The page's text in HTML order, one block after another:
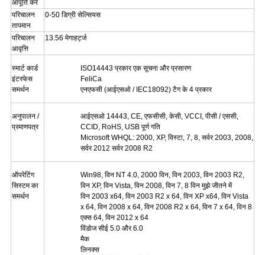
आपूर्ति करें
परिचालन
तापमान
0-50 डिग्री सेल्सियस
परिचालन
आवृत्ति
13.56 मेगाहर्ट्ज
स्मार्ट कार्ड
इंटरफेस
समर्थन
ISO14443 प्रकार एक सूचना और प्रसारण
FeliCa
एनएफसी (आईएसओ / IEC18092) टैग के 4 प्रकार
अनुपालन /
प्रमाणपत्र
आईएसओ 14443, CE, एफसीसी, केसी, VCCI, पीसी / एससी,
CCID, RoHS, USB पूर्ण गति
Microsoft WHQL: 2000, XP, विस्टा, 7, 8, सर्वर 2003, 2008,
सर्वर 2012 सर्वर 2008 R2
ऑपरेटिंग
सिस्टम का
समर्थन
Win98, विन NT 4.0, 2000 विन, विन 2003, विन 2003 R2,
विन XP, विन Vista, विन 2008, विन 7, 8 विन मुझे जीतने में
विन 2003 x64, विन 2003 R2 x 64, विन XP x64, विन Vista
x 64, विन 2008 x 64, विन 2008 R2 x 64, विन 7 x 64, विन 8
एक्स 64, विन 2012 x 64
विंडोज सीई 5.0 और 6.0
मैक
लिनक्स